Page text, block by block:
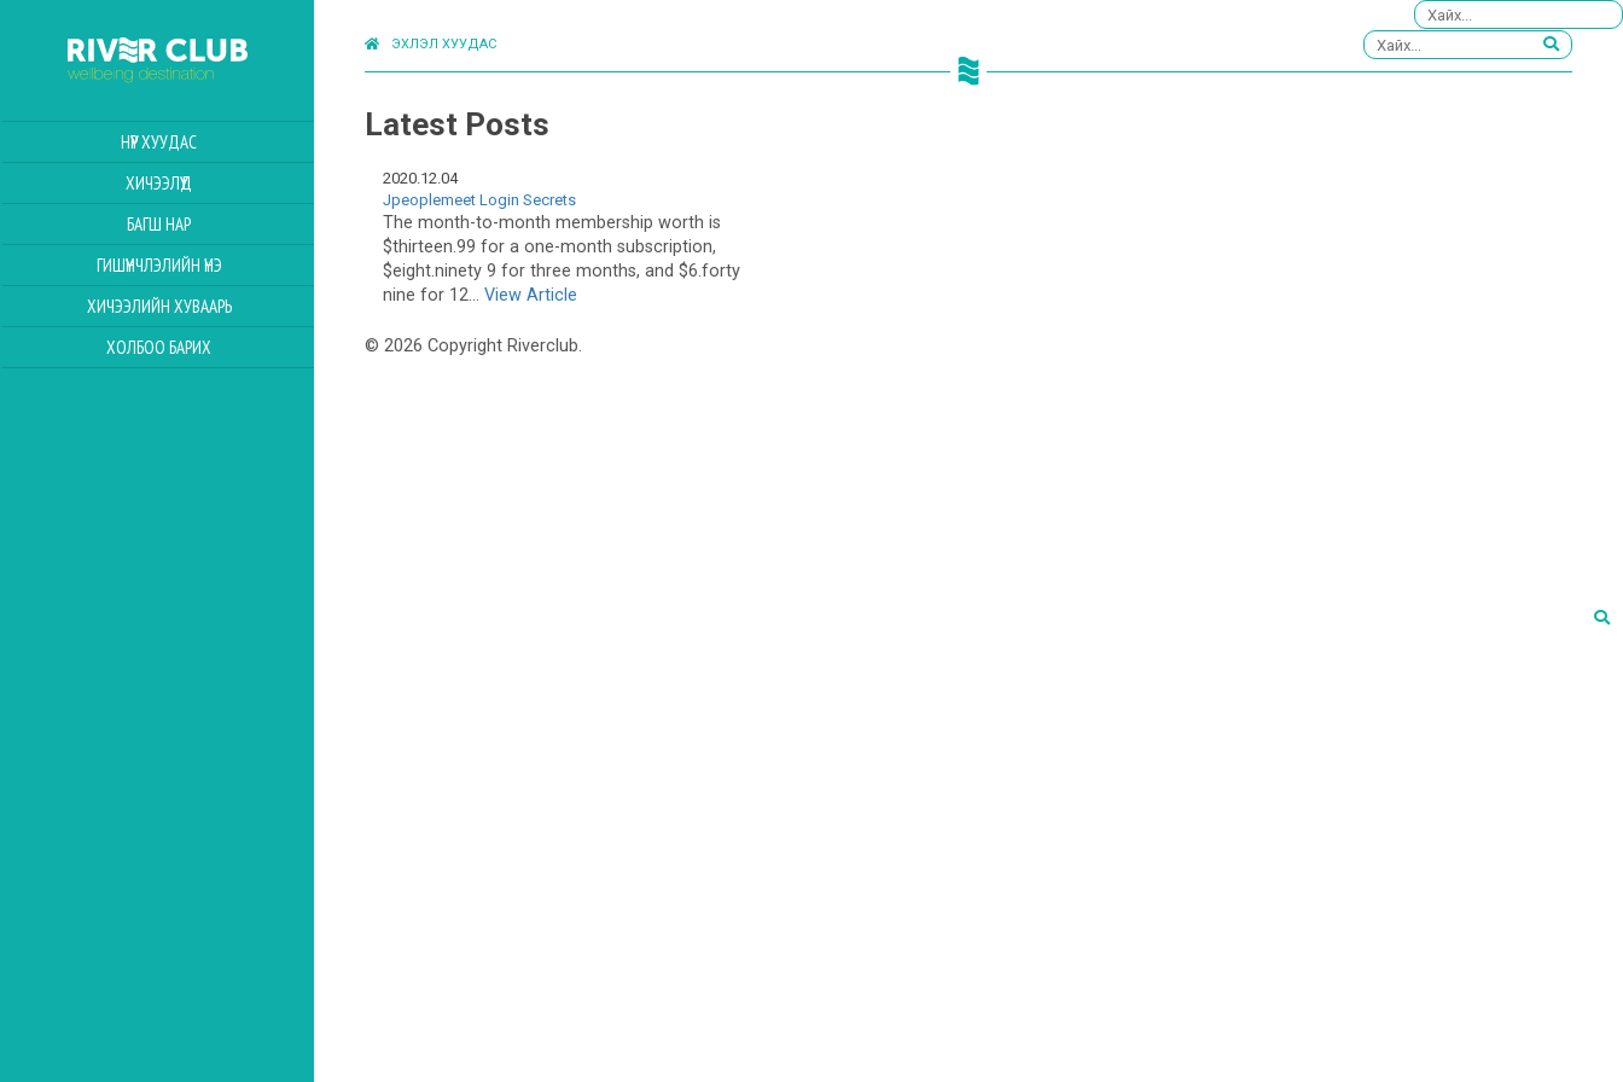
НҮҮР ХУУДАС
ХИЧЭЭЛҮҮД
БАГШ НАР
ГИШҮҮНЧЛЭЛИЙН ҮНЭ
ХИЧЭЭЛИЙН ХУВААРЬ
ХОЛБОО БАРИХ
ЭХЛЭЛ ХУУДАС
Latest Posts
2020.12.04
Jpeoplemeet Login Secrets
The month-to-month membership worth is
$thirteen.99 for a one-month subscription,
$eight.ninety 9 for three months, and $6.forty
nine for 12... View Article
© 2026 Copyright Riverclub.